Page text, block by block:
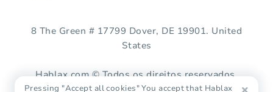
8 The Green # 17799 Dover, DE 19901. United
States
Hablax.com © Todos os direitos reservados.
Pressing "Accept all cookies" You accept that Hablax